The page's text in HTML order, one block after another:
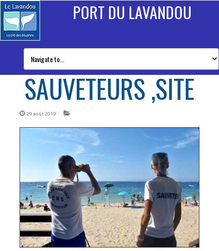
PORT DU LAVANDOU
SAUVETEURS ,SITE
29 août 2019